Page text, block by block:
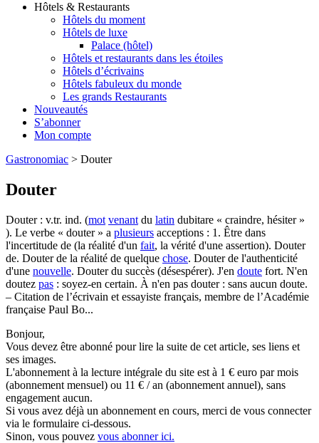
Hôtels & Restaurants
Hôtels du moment
Hôtels de luxe
Palace (hôtel)
Hôtels et restaurants dans les étoiles
Hôtels d’écrivains
Hôtels fabuleux du monde
Les grands Restaurants
Nouveautés
S’abonner
Mon compte
Gastronomiac > Douter
Douter
Douter : v.tr. ind. (mot venant du latin dubitare « craindre, hésiter »
). Le verbe « douter » a plusieurs acceptions : 1. Être dans
l'incertitude de (la réalité d'un fait, la vérité d'une assertion). Douter
de. Douter de la réalité de quelque chose. Douter de l'authenticité
d'une nouvelle. Douter du succès (désespérer). J'en doute fort. N'en
doutez pas : soyez-en certain. À n'en pas douter : sans aucun doute.
– Citation de l’écrivain et essayiste français, membre de l’Académie
française Paul Bo...
Bonjour,
Vous devez être abonné pour lire la suite de cet article, ses liens et
ses images.
L'abonnement à la lecture intégrale du site est à 1 € euro par mois
(abonnement mensuel) ou 11 € / an (abonnement annuel), sans
engagement aucun.
Si vous avez déjà un abonnement en cours, merci de vous connecter
via le formulaire ci-dessous.
Sinon, vous pouvez vous abonner ici.